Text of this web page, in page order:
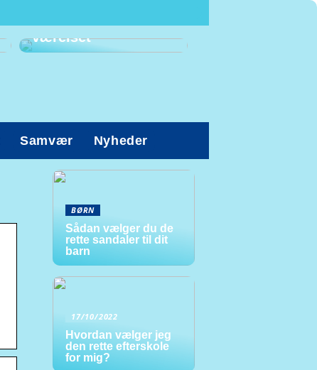
arbejdsstilling på
værelset
Samvær Nyheder
BØRN
Sådan vælger du de
rette sandaler til dit
barn
17/10/2022
Hvordan vælger jeg
den rette efterskole
for mig?